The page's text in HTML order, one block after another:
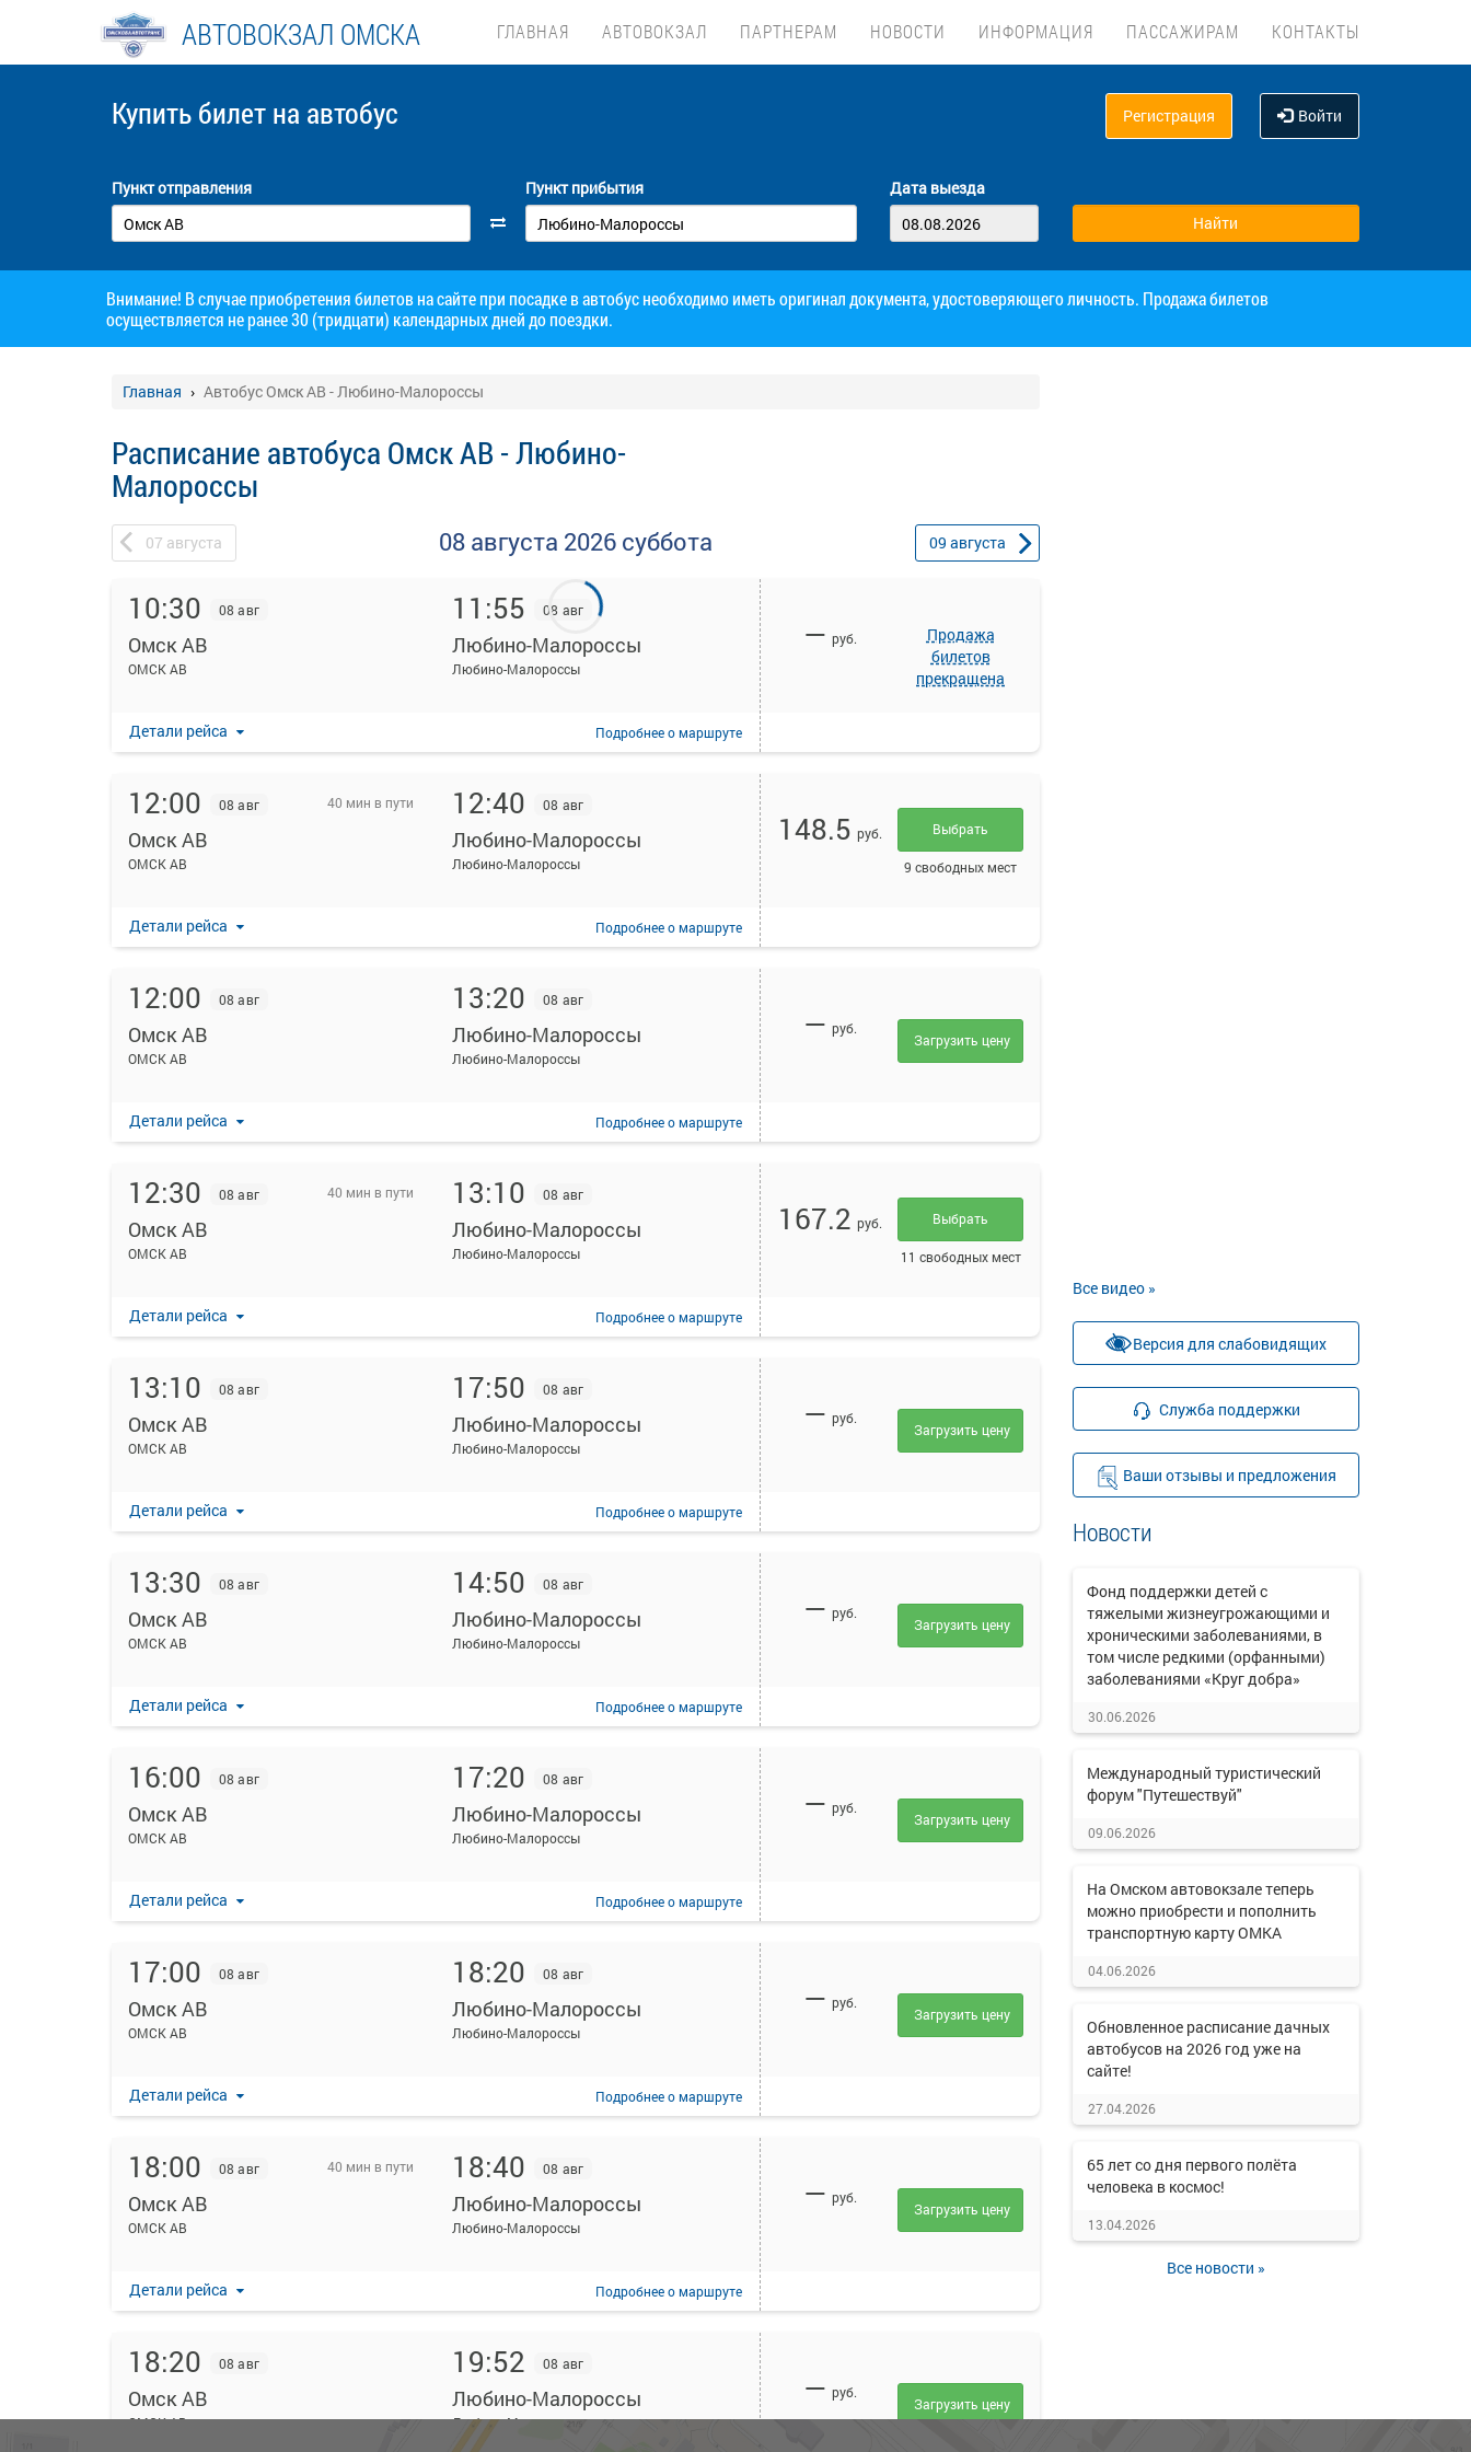
АВТОВОКЗАЛ ОМСКА ГЛАВНАЯ АВТОВОКЗАЛ ПАРТНЕРАМ НОВОСТИ ИНФОРМАЦИЯ ПАССАЖИРАМ КОНТАКТЫ
Купить билет на автобус Регистрация Войти
Пункт отправления Пункт прибытия Дата выезда
Внимание! В случае приобретения билетов на сайте при посадке в автобус необходимо иметь оригинал документа, удостоверяющего личность. Продажа билетов
осуществляется не ранее 30 (тридцати) календарных дней до поездки.
Главная Автобус Омск АВ - Любино-Малороссы
Расписание автобуса Омск АВ - Любино-
Малороссы
07 августа 08 августа 2026 суббота 09 августа
10:30 08 авг
Омск АВ
ОМСК АВ
11:55 08 авг
Любино-Малороссы
Любино-Малороссы
Детали рейса Подробнеео маршруте
— руб.
Продажа
билетов
прекращена
12:00 08 авг 40 мин в пути
Омск АВ
ОМСК АВ
12:40 08 авг
Любино-Малороссы
Любино-Малороссы
Детали рейса Подробнеео маршруте
148.5 руб. Выбрать
9 свободных мест
12:00 08 авг
Омск АВ
ОМСК АВ
13:20 08 авг
Любино-Малороссы
Любино-Малороссы
Детали рейса Подробнеео маршруте
— руб.
Загрузить цену
12:30 08 авг 40 мин в пути
Омск АВ
ОМСК АВ
13:10 08 авг
Любино-Малороссы
Любино-Малороссы
Детали рейса Подробнеео маршруте
167.2 руб. Выбрать
11 свободных мест
13:10 08 авг
Омск АВ
ОМСК АВ
17:50 08 авг
Любино-Малороссы
Любино-Малороссы
Детали рейса Подробнеео маршруте
— руб.
Загрузить цену
13:30 08 авг
Омск АВ
ОМСК АВ
14:50 08 авг
Любино-Малороссы
Любино-Малороссы
Детали рейса Подробнеео маршруте
— руб.
Загрузить цену
16:00 08 авг
Омск АВ
ОМСК АВ
17:20 08 авг
Любино-Малороссы
Любино-Малороссы
Детали рейса Подробнеео маршруте
— руб.
Загрузить цену
17:00 08 авг
Омск АВ
ОМСК АВ
18:20 08 авг
Любино-Малороссы
Любино-Малороссы
Детали рейса Подробнеео маршруте
— руб.
Загрузить цену
18:00 08 авг 40 мин в пути
Омск АВ
ОМСК АВ
18:40 08 авг
Любино-Малороссы
Любино-Малороссы
Детали рейса Подробнеео маршруте
— руб.
Загрузить цену
18:20 08 авг
Омск АВ
ОМСК АВ
19:52 08 авг
Любино-Малороссы
Любино-Малороссы
— руб.
Загрузить цену
Все видео »
Версия для слабовидящих
Служба поддержки
Ваши отзывы и предложения
Новости
Фонд поддержки детей с
тяжелыми жизнеугрожающими и
хроническими заболеваниями, в
том числе редкими (орфанными)
заболеваниями «Круг добра»
30.06.2026
Международный туристический
форум "Путешествуй"
09.06.2026
На Омском автовокзале теперь
можно приобрести и пополнить
транспортную карту ОМКА
04.06.2026
Обновленное расписание дачных
автобусов на 2026 год уже на
сайте!
27.04.2026
65 лет со дня первого полёта
человека в космос!
13.04.2026
Все новости »